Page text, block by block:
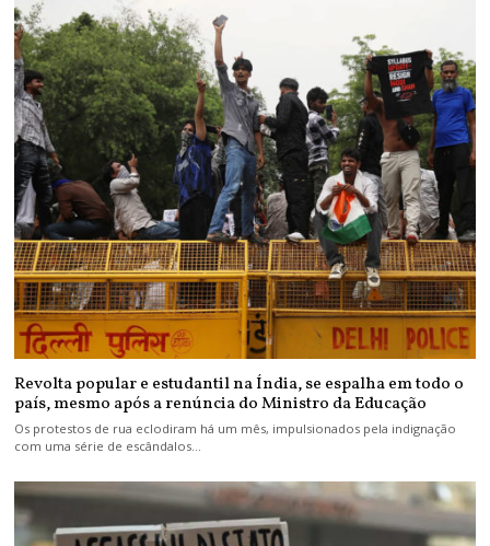
Revolta popular e estudantil na Índia, se espalha em todo o
país, mesmo após a renúncia do Ministro da Educação
Os protestos de rua eclodiram há um mês, impulsionados pela indignação
com uma série de escândalos…